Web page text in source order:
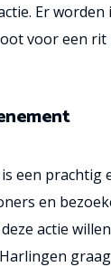
Er worden
voor een rit
een prachtig
en
actie